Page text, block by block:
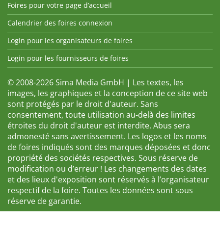
Foires pour votre page d’accueil
Calendrier des foires connexion
Login pour les organisateurs de foires
Login pour les fournisseurs de foires
© 2008-2026 Sima Media GmbH | Les textes, les
images, les graphiques et la conception de ce site web
sont protégés par le droit d'auteur. Sans
consentement, toute utilisation au-delà des limites
étroites du droit d'auteur est interdite. Abus sera
admonesté sans avertissement. Les logos et les noms
de foires indiqués sont des marques déposées et donc
propriété des sociétés respectives. Sous réserve de
modification ou d’erreur ! Les changements des dates
et des lieux d'exposition sont réservés à l’organisateur
respectif de la foire. Toutes les données sont sous
réserve de garantie.